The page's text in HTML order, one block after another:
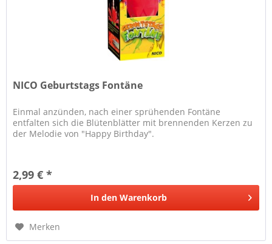
NICO Geburtstags Fontäne
Einmal anzünden, nach einer sprühenden Fontäne
entfalten sich die Blütenblätter mit brennenden Kerzen zu
der Melodie von "Happy Birthday".
2,99 € *
In den Warenkorb
Merken